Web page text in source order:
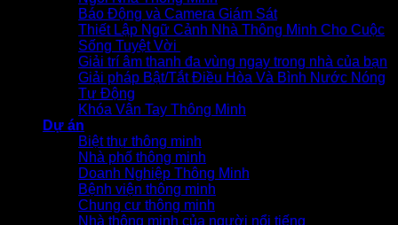
Báo Động và Camera Giám Sát
Thiết Lập Ngữ Cảnh Nhà Thông Minh Cho Cuộc
Sống Tuyệt Vời
Giải trí âm thanh đa vùng ngay trong nhà của bạn
Giải pháp Bật/Tắt Điều Hòa Và Bình Nước Nóng
Tự Động
Khóa Vân Tay Thông Minh
Dự án
Biệt thự thông minh
Nhà phố thông minh
Doanh Nghiệp Thông Minh
Bệnh viện thông minh
Chung cư thông minh
Nhà thông minh của người nổi tiếng